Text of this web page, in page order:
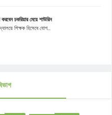
করবেন চকরিয়ার মেয়ে শাউরিন
শিক্ষক হিসেবে যোগ...